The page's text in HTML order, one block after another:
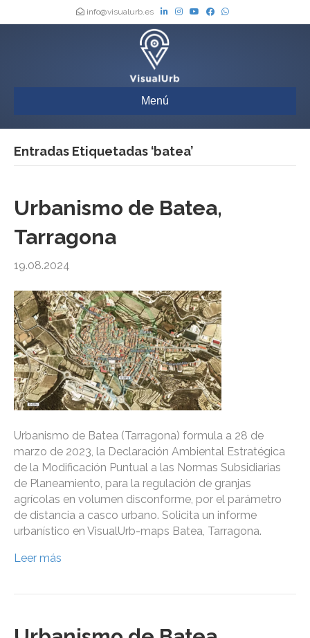
info@visualurb.es
Menú
Entradas Etiquetadas ‘batea’
Urbanismo de Batea,
Tarragona
19.08.2024
Urbanismo de Batea (Tarragona) formula a 28 de
marzo de 2023, la Declaración Ambiental Estratégica
de la Modificación Puntual a las Normas Subsidiarias
de Planeamiento, para la regulación de granjas
agrícolas en volumen disconforme, por el parámetro
de distancia a casco urbano. Solicita un informe
urbanístico en VisualUrb-maps Batea, Tarragona.
Leer más